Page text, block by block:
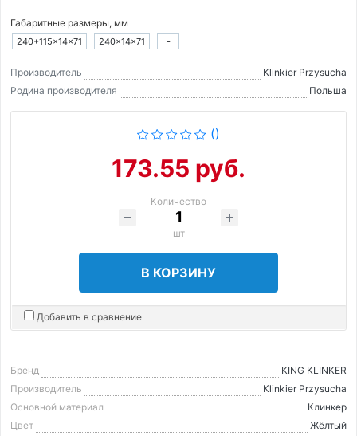
Габаритные размеры, мм
240+115×14×71 240×14×71 -
Производитель
Klinkier Przysucha
Родина производителя
Польша
()
173.55 руб.
Количество
шт
В КОРЗИНУ
Добавить в сравнение
Бренд
KING KLINKER
Производитель
Klinkier Przysucha
Основной материал
Клинкер
Цвет
Жёлтый